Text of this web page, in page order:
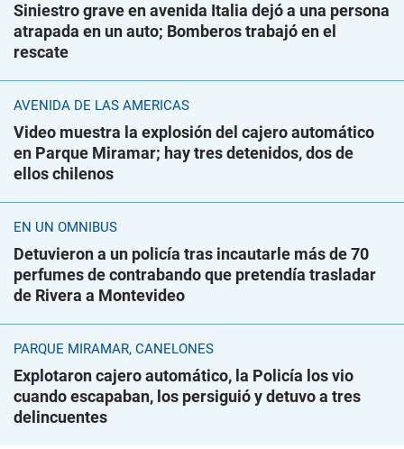
Siniestro grave en avenida Italia dejó a una persona
atrapada en un auto; Bomberos trabajó en el
rescate
AVENIDA DE LAS AMÉRICAS
Video muestra la explosión del cajero automático
en Parque Miramar; hay tres detenidos, dos de
ellos chilenos
EN UN ÓMNIBUS
Detuvieron a un policía tras incautarle más de 70
perfumes de contrabando que pretendía trasladar
de Rivera a Montevideo
PARQUE MIRAMAR, CANELONES
Explotaron cajero automático, la Policía los vio
cuando escapaban, los persiguió y detuvo a tres
delincuentes